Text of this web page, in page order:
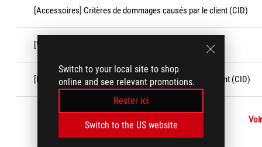
Switch to your local site to shop
online and see relevant promotions.
Rester ici
Switch to the US website
[Accessoires] Critères de dommages causés par le client (CID)
[Windows 11/10] Fonctionnalité « Game Bar »
[Produit ASUS] Critères de dommages causés par le client (CID)